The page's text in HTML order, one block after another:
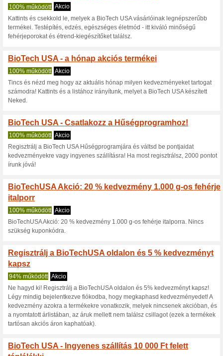
Értesítést kapjon az
kuponokról.
Aktuális
BioTechUSA
100% működött
Kupon
BioTechUSA Kupon:
vásárlás esetén vehető
Akció a férfi
100% működött Akcio
A Biotechusa.hu